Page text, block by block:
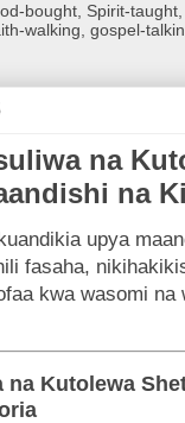
bought, Spirit-
walking, gospel-
na
na
upya
fasaha,
kwa wasomi
na Kutolewa